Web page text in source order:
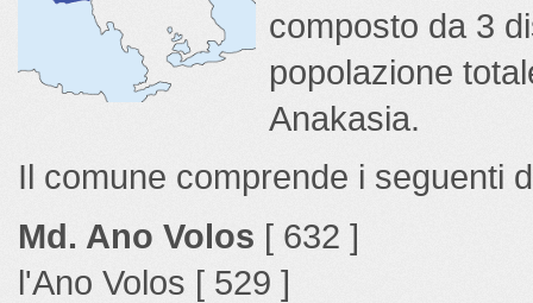
composto da 3
popolazione
Anakasia.
Il comune comprende i seguenti
Md. Ano Volos [ 632 ]
l'Ano Volos [ 529 ]